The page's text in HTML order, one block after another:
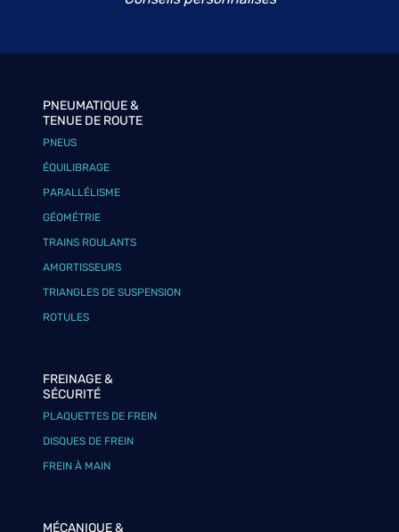
PNEUMATIQUE &
TENUE DE ROUTE
PNEUS
ÉQUILIBRAGE
PARALLÉLISME
GÉOMÉTRIE
TRAINS ROULANTS
AMORTISSEURS
TRIANGLES DE SUSPENSION
ROTULES
FREINAGE &
SÉCURITÉ
PLAQUETTES DE FREIN
DISQUES DE FREIN
FREIN À MAIN
MÉCANIQUE &